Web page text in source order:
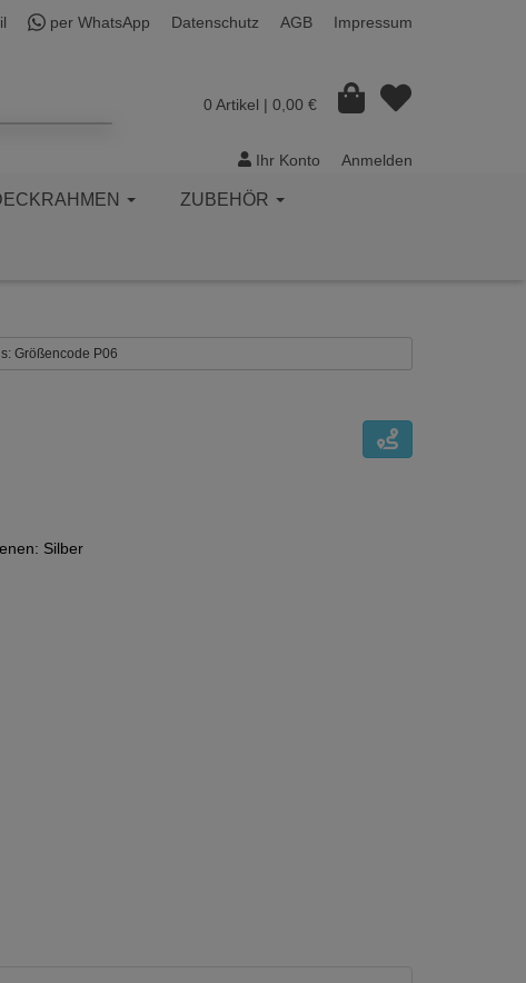
per WhatsApp Datenschutz AGB Impressum
0 Artikel | 0,00 €
Ihr Konto Anmelden
ZUBEHÖR
Größencode P06
Silber